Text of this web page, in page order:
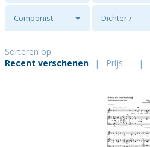
Componist Dichter /
Sorteren op:
Recent verschenen
| Prijs |